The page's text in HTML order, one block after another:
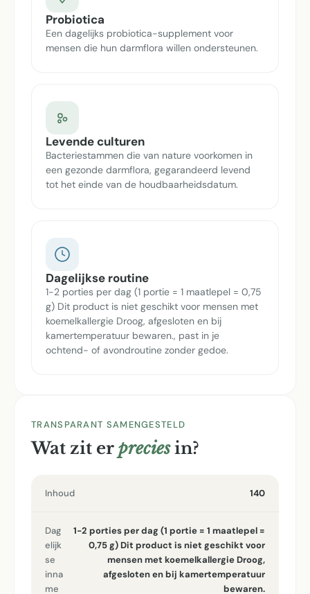
Probiotica
Een dagelijks probiotica-supplement voor
mensen die hun darmflora willen ondersteunen.
Levende culturen
Bacteriestammen die van nature voorkomen in
een gezonde darmflora, gegarandeerd levend
tot het einde van de houdbaarheidsdatum.
Dagelijkse routine
1-2 porties per dag (1 portie = 1 maatlepel = 0,75
g) Dit product is niet geschikt voor mensen met
koemelkallergie Droog, afgesloten en bij
kamertemperatuur bewaren., past in je
ochtend- of avondroutine zonder gedoe.
TRANSPARANT SAMENGESTELD
Wat zit er preciesin?
Inhoud 140
Dag
elijk
se
inna
me
1-2 porties per dag (1 portie = 1 maatlepel =
0,75 g) Dit product is niet geschikt voor
mensen met koemelkallergie Droog,
afgesloten en bij kamertemperatuur
bewaren.